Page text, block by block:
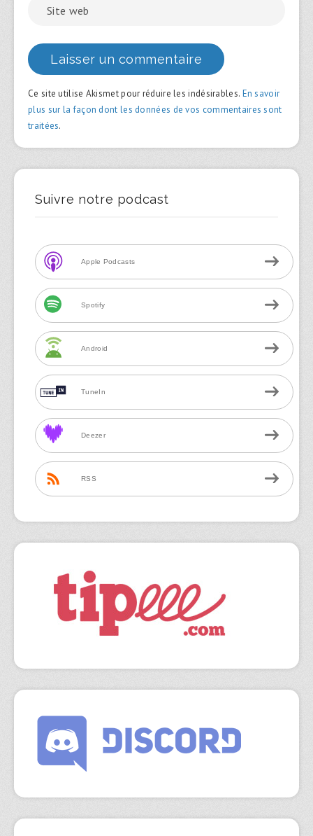
Ce site utilise Akismet pour réduire les indésirables. En savoir
plus sur la façon dont les données de vos commentaires sont
traitées.
Suivre notre podcast
Apple Podcasts
Spotify
Android
TuneIn
Deezer
RSS